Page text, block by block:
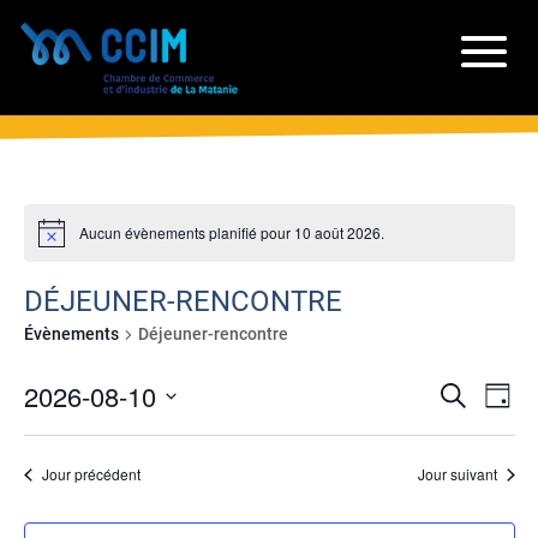
Aucun évènements planifié pour 10 août 2026.
DÉJEUNER-RENCONTRE
Évènements Déjeuner-rencontre
ET
Recherche
Jour
2026-08-10
date.Jour précédent Jour suivant